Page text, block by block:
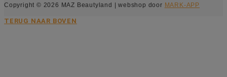
Copyright © 2026 MAZ Beautyland | webshop door MARK-APP
TERUG NAAR BOVEN